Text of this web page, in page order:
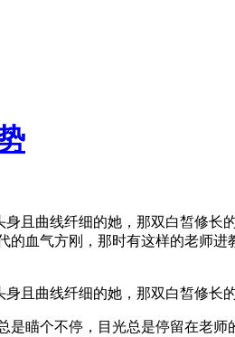
且曲线纤细的她，那双白皙修
血气方刚，那时有这样的老师
且曲线纤细的她，那双白皙修长
瞄个不停，目光总是停留在老师